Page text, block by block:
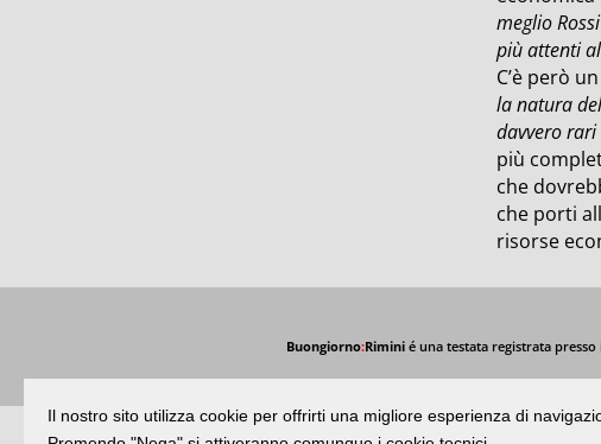
meglio
più attenti
C’è però
la natura
davvero rari
più
che
che porti
risorse
Buongiorno:Riminié una testata registrata
Il nostro sito utilizza cookie per offrirti una migliore esperienza di